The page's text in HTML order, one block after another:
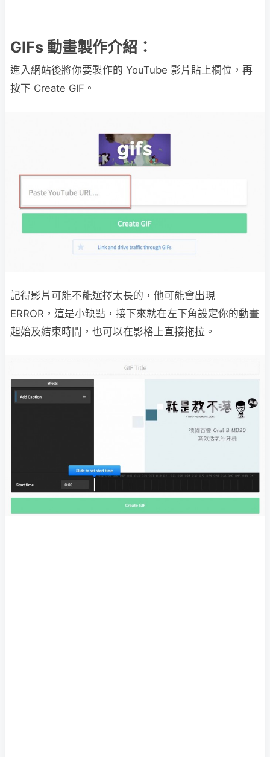
GIFs 動畫製作介紹：
進入網站後將你要製作的 YouTube 影片貼上欄位，再
按下 Create GIF。
記得影片可能不能選擇太長的，他可能會出現
ERROR，這是小缺點，接下來就在左下角設定你的動畫
起始及結束時間，也可以在影格上直接拖拉。